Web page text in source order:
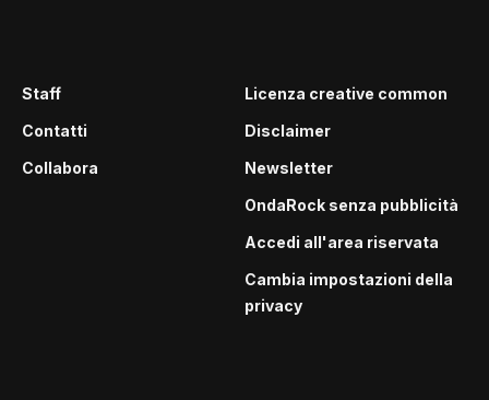
Staff
Contatti
Collabora
Licenza creative common
Disclaimer
Newsletter
OndaRock senza pubblicità
Accedi all'area riservata
Cambia impostazioni della
privacy